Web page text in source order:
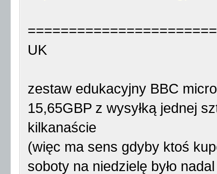
UK
zestaw edukacyjny BBC
15,65GBP z wysyłką jednej
kilkanaście
(więc ma sens gdyby ktoś
soboty na niedzielę było